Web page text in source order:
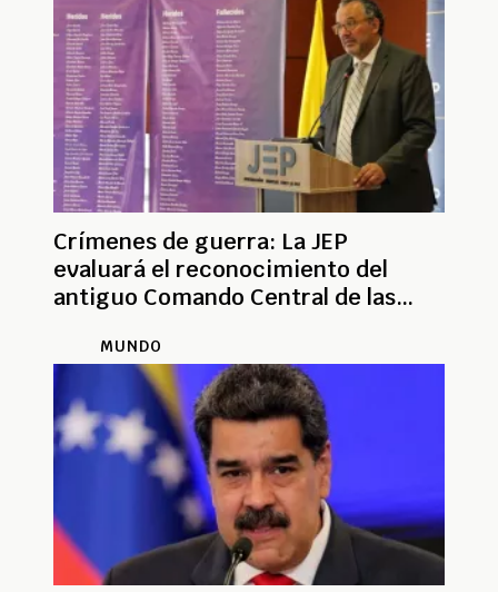
Crímenes de guerra: La JEP
evaluará el reconocimiento del
antiguo Comando Central de las
MUNDO